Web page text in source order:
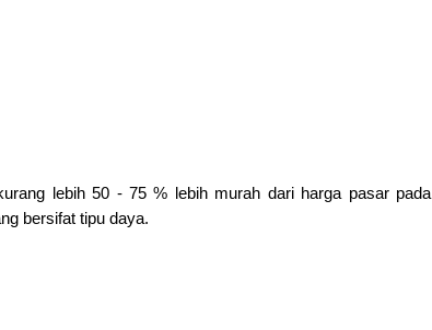
lebih 50 - 75 % lebih murah dari harga pasar pada
bersifat tipu daya.